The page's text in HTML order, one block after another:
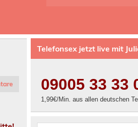
Telefonsex jetzt live mit
09005 33 33
1,99€/Min. aus allen deutschen